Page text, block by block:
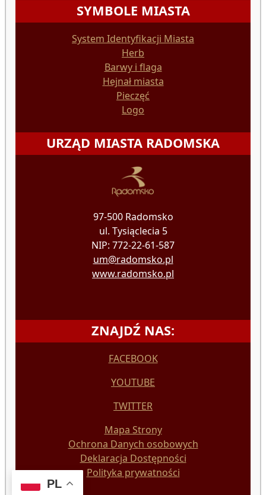
SYMBOLE MIASTA
System Identyfikacji Miasta
Herb
Barwy i flaga
Hejnał miasta
Pieczęć
Logo
URZĄD MIASTA RADOMSKA
97-500 Radomsko
ul. Tysiąclecia 5
NIP: 772-22-61-587
um@radomsko.pl
www.radomsko.pl
ZNAJDŹ NAS:
FACEBOOK
YOUTUBE
TWITTER
Mapa Strony
Ochrona Danych osobowych
Deklaracja Dostępności
Polityka prywatności
PL